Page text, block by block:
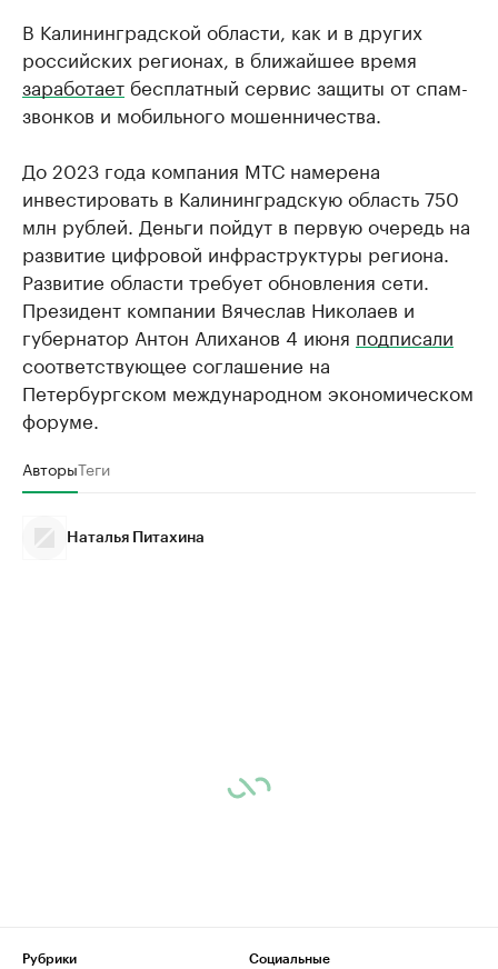
В Калининградской области, как и в других
российских регионах, в ближайшее время
заработает бесплатный сервис защиты от спам-
звонков и мобильного мошенничества.
До 2023 года компания МТС намерена
инвестировать в Калининградскую область 750
млн рублей. Деньги пойдут в первую очередь на
развитие цифровой инфраструктуры региона.
Развитие области требует обновления сети.
Президент компании Вячеслав Николаев и
губернатор Антон Алиханов 4 июня подписали
соответствующее соглашение на
Петербургском международном экономическом
форуме.
АвторыТеги
Наталья Питахина
Рубрики
Социальные